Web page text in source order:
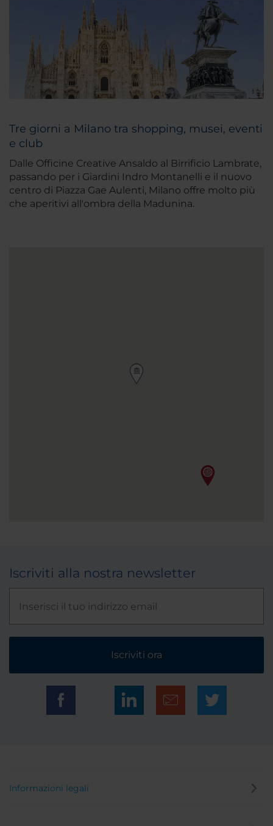
Tre giorni a Milano tra shopping, musei, eventi
e club
Dalle Officine Creative Ansaldo al Birrificio Lambrate,
passando per i Giardini Indro Montanelli e il nuovo
centro di Piazza Gae Aulenti, Milano offre molto più
che aperitivi all'ombra della Madunina.
Iscriviti alla nostra newsletter
Iscriviti ora
Informazioni legali